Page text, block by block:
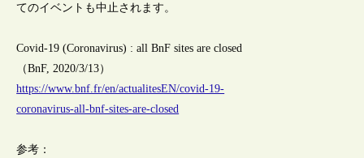
てのイベントも中止されます。
Covid-19 (Coronavirus) : all BnF sites are closed
（BnF, 2020/3/13）
https://www.bnf.fr/en/actualitesEN/covid-19-
coronavirus-all-bnf-sites-are-closed
参考：